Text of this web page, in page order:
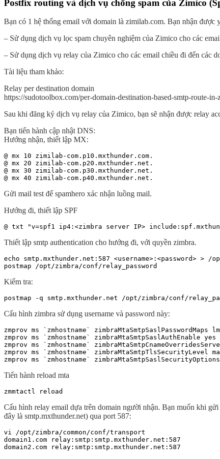
Postfix routing và dịch vụ chống spam của Zimico
Bạn có 1 hệ thống email với domain là zimilab.com. Bạn nhận được
– Sử dụng dịch vụ lọc spam chuyên nghiệm của Zimico cho các
– Sử dụng dịch vụ relay của Zimico cho các email chiều đi đến các
Tài liệu tham khảo:
Relay per destination domain
https://sudotoolbox.com/per-domain-destination-based-smtp-route-
Sau khi đăng ký dịch vụ relay của Zimico, bạn sẽ nhận được relay
Bạn tiến hành cập nhật DNS:
Hướng nhận, thiết lập MX:
@ mx 10 zimilab-com.p10.mxthunder.com.
@ mx 20 zimilab-com.p20.mxthunder.net.
@ mx 30 zimilab-com.p30.mxthunder.net.
@ mx 40 zimilab-com.p40.mxthunder.net.
Gửi mail test để spamhero xác nhận luồng mail.
Hướng đi, thiết lập SPF
@ txt "v=spf1 ip4:<zimbra server IP>
Thiết lập smtp authentication cho hướng đi, với quyền zimbra.
echo smtp.mxthunder.net:587 <username>:<password> > /
postmap /opt/zimbra/conf/relay_password
Kiểm tra:
postmap -q smtp.mxthunder.net /opt/zimbra/conf/
Cấu hình zimbra sử dụng username và password này:
zmprov ms `zmhostname`
zmprov ms `zmhostname` zimbraMtaSmtpSaslAuthEnable
zmprov ms `zmhostname`
zmprov ms `zmhostname`
zmprov ms `zmhostname`
Tiến hành reload mta
zmmtactl reload
Cấu hình relay email dựa trên domain người nhận. Bạn muốn khi
đây là smtp.mxthunder.net) qua port 587:
vi /opt/zimbra/common/conf/transport
domain1.com relay:smtp:smtp.mxthunder.net:587
domain2.com relay:smtp:smtp.mxthunder.net:587